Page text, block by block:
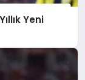
Yeni